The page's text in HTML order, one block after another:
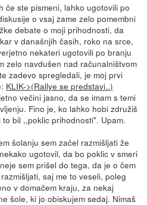
če ste pismeni, lahko ugotovili po
o vsaj zame zelo pomembni
debate o moji prihodnosti, da
v današnjih časih, roko na srce,
nekateri ugotovili po branju
zelo navdušen nad računalništvom
zadevo spregledali, je moj prvi
KLIK->(Rallye se predstavi..)
večini jasno, da se imam s temi
Fino je, ko lahko hobi združiš
bil ,,poklic prihodnosti". Upam.
šolanju sem začel razmišljati že
ugotovil, da bo poklic v smeri
sem prišel do tega, da je o čem
saj me to veseli, poleg
v domačem kraju, za nekaj
šole, ki jo obiskujem sedaj. Nimaš